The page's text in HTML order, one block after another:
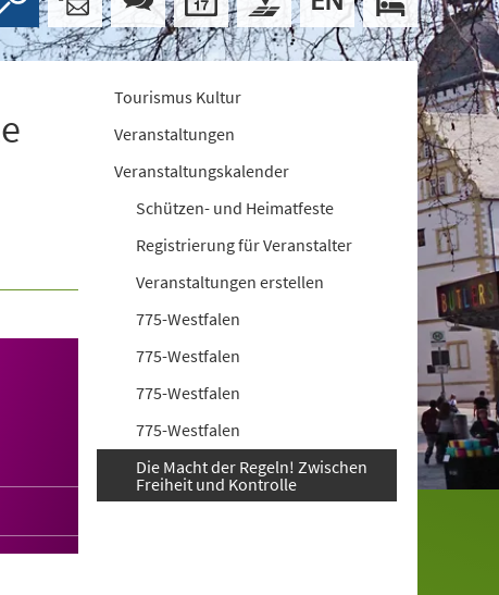
Tourismus Kultur
Veranstaltungen
Veranstaltungskalender
Schützen- und Heimatfeste
Registrierung für Veranstalter
Veranstaltungen erstellen
775-Westfalen
775-Westfalen
775-Westfalen
775-Westfalen
Die Macht der Regeln! Zwischen
Freiheit und Kontrolle